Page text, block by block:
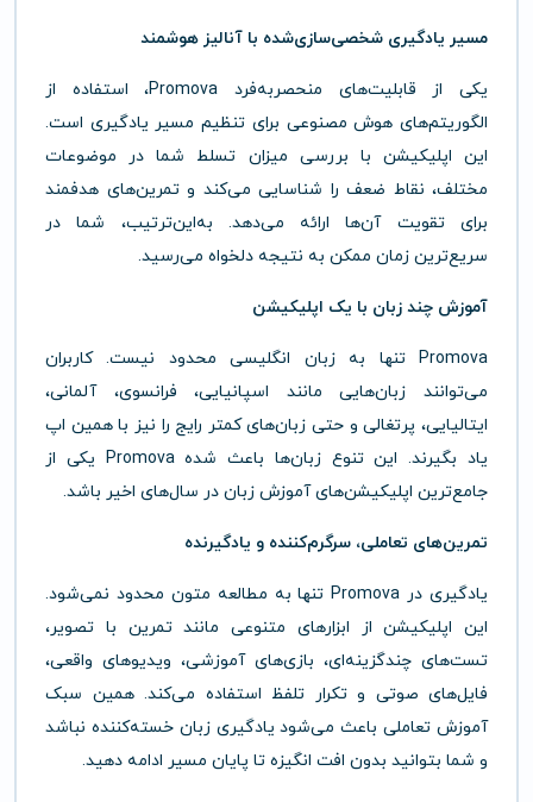
مسیر یادگیری شخصی‌سازی‌شده با آنالیز هوشمند
یکی از قابلیت‌های منحصربه‌فرد Promova، استفاده از
الگوریتم‌های هوش مصنوعی برای تنظیم مسیر یادگیری است.
این اپلیکیشن با بررسی میزان تسلط شما در موضوعات
مختلف، نقاط ضعف را شناسایی می‌کند و تمرین‌های هدفمند
برای تقویت آن‌ها ارائه می‌دهد. به‌این‌ترتیب، شما در
سریع‌ترین زمان ممکن به نتیجه دلخواه می‌رسید.
آموزش چند زبان با یک اپلیکیشن
Promova تنها به زبان انگلیسی محدود نیست. کاربران
می‌توانند زبان‌هایی مانند اسپانیایی، فرانسوی، آلمانی،
ایتالیایی، پرتغالی و حتی زبان‌های کمتر رایج را نیز با همین اپ
یاد بگیرند. این تنوع زبان‌ها باعث شده Promova یکی از
جامع‌ترین اپلیکیشن‌های آموزش زبان در سال‌های اخیر باشد.
تمرین‌های تعاملی، سرگرم‌کننده و یادگیرنده
یادگیری در Promova تنها به مطالعه متون محدود نمی‌شود.
این اپلیکیشن از ابزارهای متنوعی مانند تمرین با تصویر،
تست‌های چندگزینه‌ای، بازی‌های آموزشی، ویدیوهای واقعی،
فایل‌های صوتی و تکرار تلفظ استفاده می‌کند. همین سبک
آموزش تعاملی باعث می‌شود یادگیری زبان خسته‌کننده نباشد
و شما بتوانید بدون افت انگیزه تا پایان مسیر ادامه دهید.